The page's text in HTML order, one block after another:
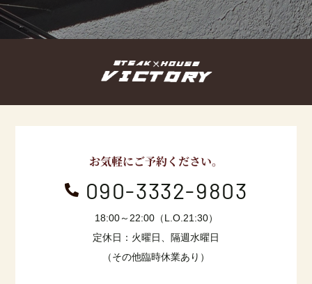
お気軽にご予約ください。
 090-3332-9803
18:00～22:00（L.O.21:30）
定休日：火曜日、隔週水曜日
（その他臨時休業あり）